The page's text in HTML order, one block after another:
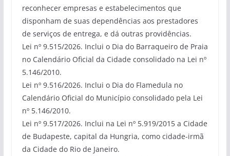
reconhecer empresas e estabelecimentos que
disponham de suas dependências aos prestadores
de serviços de entrega, e dá outras providências.
Lei nº 9.515/2026. Inclui o Dia do Barraqueiro de Praia
no Calendário Oficial da Cidade consolidado na Lei nº
5.146/2010.
Lei nº 9.516/2026. Inclui o Dia do Flamedula no
Calendário Oficial do Município consolidado pela Lei
nº 5.146/2010.
Lei nº 9.517/2026. Inclui na Lei nº 5.919/2015 a Cidade
de Budapeste, capital da Hungria, como cidade-irmã
da Cidade do Rio de Janeiro.